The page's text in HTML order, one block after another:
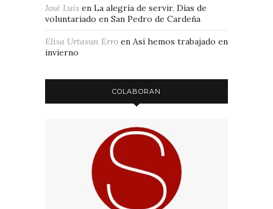
José Luis en La alegría de servir. Días de
voluntariado en San Pedro de Cardeña
Elisa Urtasun Erro en Así hemos trabajado en
invierno
COLABORAN